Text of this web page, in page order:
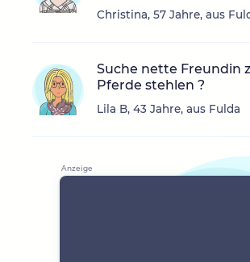
Christina, 57 Jahre, aus
Suche nette Freundin
Pferde stehlen ?
Lila B, 43 Jahre, aus Fulda